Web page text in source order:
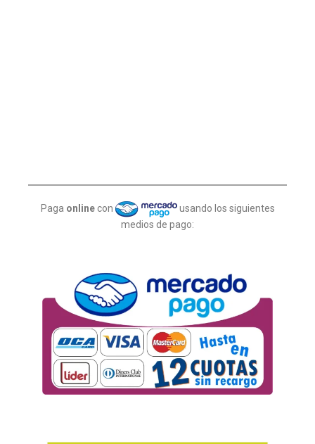
Paga online con
usando los siguientes
medios de pago: